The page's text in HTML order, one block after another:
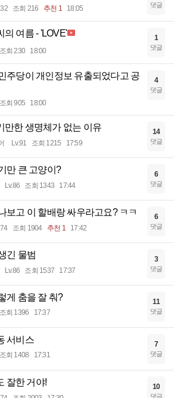
조회 216 추천 1 18:05 댓글
의 여름 - 'LOVE'
조회 230 18:00
1
댓글
주당이 개인정보 유출되었다고 공
조회 905 18:00
4
댓글
만한 생명체가 없는 이유
Lv.91 조회 1215 17:59
14
댓글
만 큰 고양이?
Lv.86 조회 1343 17:44
6
댓글
보고 이 할배랑 싸우라고요? ㅋㅋ
조회 1904 추천 1 17:42
6
댓글
긴 물범
Lv.86 조회 1537 17:37
3
댓글
게 춤을 잘 춰?
조회 1396 17:37
11
댓글
서비스
조회 1408 17:31
7
댓글
잘한 거야! 10
댓글